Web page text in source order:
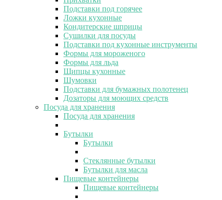
Подставки под горячее
Ложки кухонные
Кондитерские шприцы
Сушилки для посуды
Подставки под кухонные инструменты
Формы для мороженого
Формы для льда
Щипцы кухонные
Шумовки
Подставки для бумажных полотенец
Дозаторы для моющих средств
Посуда для хранения
Посуда для хранения
Бутылки
Бутылки
Стеклянные бутылки
Бутылки для масла
Пищевые контейнеры
Пищевые контейнеры